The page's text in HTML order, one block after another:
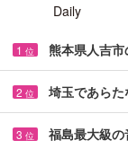
Daily
1 位 熊本県人吉
2 位 埼玉であら
3 位 福島最大級